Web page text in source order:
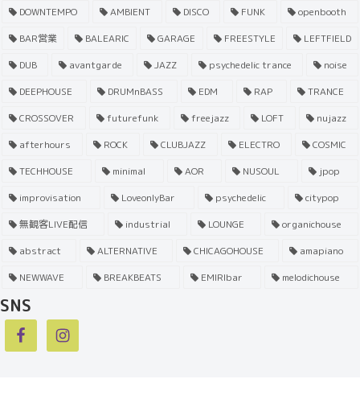
DOWNTEMPO
AMBIENT DISCO FUNK
openbooth
BAR営業
BALEARIC GARAGE FREESTYLE
LEFTFIELD
DUB
avantgarde JAZZ psychedelic trance
noise
DEEPHOUSE
DRUMnBASS EDM RAP
TRANCE
CROSSOVER
futurefunk freejazz LOFT
nujazz
afterhours
ROCK CLUBJAZZ ELECTRO
COSMIC
TECHHOUSE
minimal AOR NUSOUL
jpop
improvisation
LoveonlyBar psychedelic
citypop
無観客LIVE配信
industrial LOUNGE
organichouse
abstract
ALTERNATIVE CHICAGOHOUSE
amapiano
NEWWAVE
BREAKBEATS EMIRIbar melodichouse
SNS